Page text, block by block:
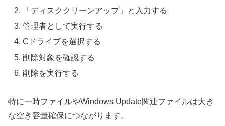
「ディスククリーンアップ」と入力する
管理者として実行する
Cドライブを選択する
削除対象を確認する
削除を実行する
特に一時ファイルやWindows Update関連ファイルは大き
な空き容量確保につながります。